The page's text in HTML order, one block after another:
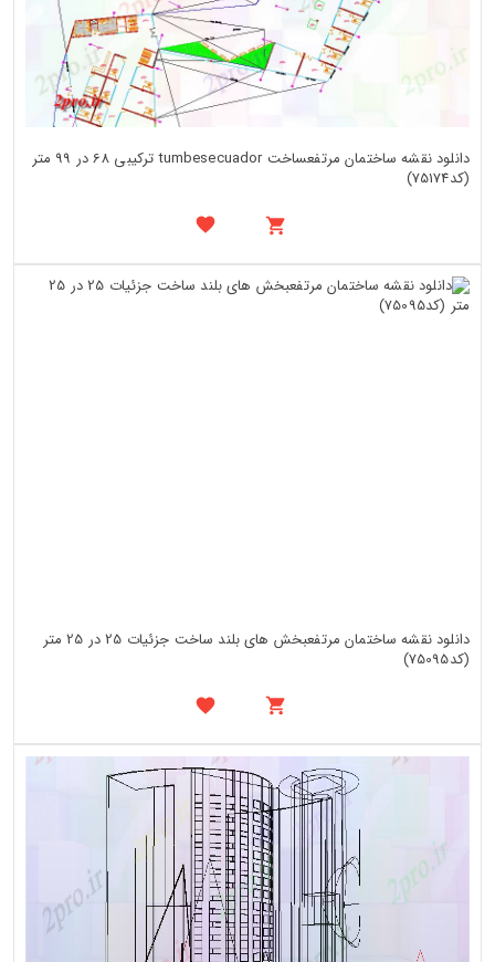
دانلود نقشه ساختمان مرتفعساخت tumbesecuador ترکیبی 68 در 99 متر
(کد75174)
دانلود نقشه ساختمان مرتفعبخش های بلند ساخت جزئیات 25 در 25 متر
(کد75095)